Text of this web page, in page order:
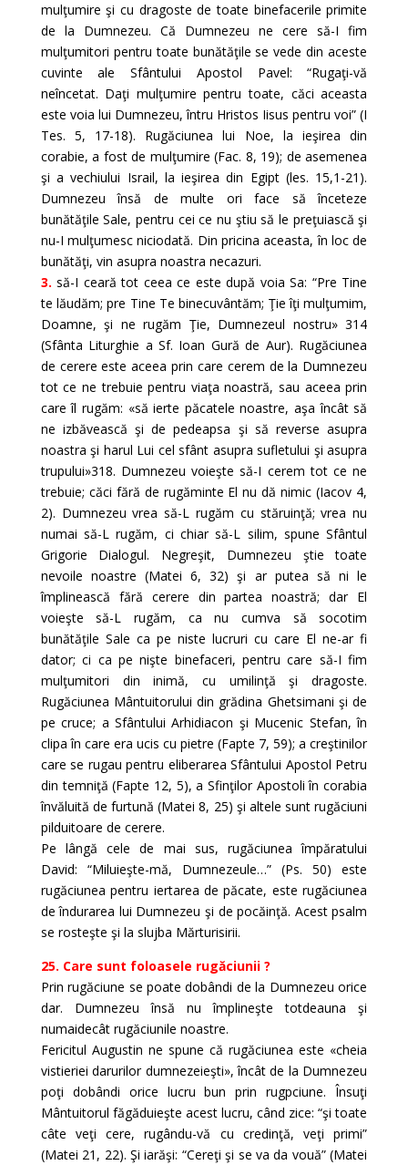
mulţumire şi cu dragoste de toate binefacerile primite
de la Dumnezeu. Că Dumnezeu ne cere să-I fim
mulţumitori pentru toate bunătăţile se vede din aceste
cuvinte ale Sfântului Apostol Pavel: “Rugaţi-vă
neîncetat. Daţi mulţumire pentru toate, căci aceasta
este voia lui Dumnezeu, întru Hristos Iisus pentru voi” (I
Tes. 5, 17-18). Rugăciunea lui Noe, la ieşirea din
corabie, a fost de mulţumire (Fac. 8, 19); de asemenea
şi a vechiului Israil, la ieşirea din Egipt (les. 15,1-21).
Dumnezeu însă de multe ori face să înceteze
bunătăţile Sale, pentru cei ce nu ştiu să le preţuiască şi
nu-I mulţumesc niciodată. Din pricina aceasta, în loc de
bunătăţi, vin asupra noastra necazuri.
3. să-I ceară tot ceea ce este după voia Sa: “Pre Tine
te lăudăm; pre Tine Te binecuvântăm; Ţie îţi mulţumim,
Doamne, şi ne rugăm Ţie, Dumnezeul nostru» 314
(Sfânta Liturghie a Sf. Ioan Gură de Aur). Rugăciunea
de cerere este aceea prin care cerem de la Dumnezeu
tot ce ne trebuie pentru viaţa noastră, sau aceea prin
care îl rugăm: «să ierte păcatele noastre, aşa încât să
ne izbăvească şi de pedeapsa şi să reverse asupra
noastra şi harul Lui cel sfânt asupra sufletului şi asupra
trupului»318. Dumnezeu voieşte să-I cerem tot ce ne
trebuie; căci fără de rugăminte El nu dă nimic (Iacov 4,
2). Dumnezeu vrea să-L rugăm cu stăruinţă; vrea nu
numai să-L rugăm, ci chiar să-L silim, spune Sfântul
Grigorie Dialogul. Negreşit, Dumnezeu ştie toate
nevoile noastre (Matei 6, 32) şi ar putea să ni le
împlinească fără cerere din partea noastră; dar El
voieşte să-L rugăm, ca nu cumva să socotim
bunătăţile Sale ca pe niste lucruri cu care El ne-ar fi
dator; ci ca pe nişte binefaceri, pentru care să-I fim
mulţumitori din inimă, cu umilinţă şi dragoste.
Rugăciunea Mântuitorului din grădina Ghetsimani şi de
pe cruce; a Sfântului Arhidiacon şi Mucenic Stefan, în
clipa în care era ucis cu pietre (Fapte 7, 59); a creştinilor
care se rugau pentru eliberarea Sfântului Apostol Petru
din temniţă (Fapte 12, 5), a Sfinţilor Apostoli în corabia
învăluită de furtună (Matei 8, 25) şi altele sunt rugăciuni
pilduitoare de cerere.
Pe lângă cele de mai sus, rugăciunea împăratului
David: “Miluieşte-mă, Dumnezeule…” (Ps. 50) este
rugăciunea pentru iertarea de păcate, este rugăciunea
de îndurarea lui Dumnezeu şi de pocăinţă. Acest psalm
se rosteşte şi la slujba Mărturisirii.
25. Care sunt foloasele rugăciunii ?
Prin rugăciune se poate dobândi de la Dumnezeu orice
dar. Dumnezeu însă nu împlineşte totdeauna şi
numaidecât rugăciunile noastre.
Fericitul Augustin ne spune că rugăciunea este «cheia
vistieriei darurilor dumnezeieşti», încât de la Dumnezeu
poţi dobândi orice lucru bun prin rugpciune. Însuţi
Mântuitorul făgăduieşte acest lucru, când zice: “şi toate
câte veţi cere, rugându-vă cu credinţă, veţi primi”
(Matei 21, 22). Şi iarăşi: “Cereţi şi se va da vouă” (Matei